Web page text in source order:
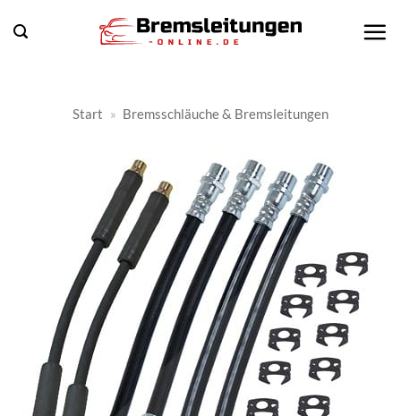
Inhalt
Start » Bremsschläuche & Bremsleitungen